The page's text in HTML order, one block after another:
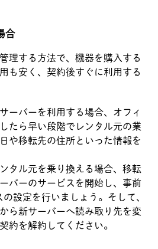
合
理する方法で、機器を購入する
も安く、契約後すぐに利用する
ーバーを利用する場合、オフィ
たら早い段階でレンタル元の業
や移転先の住所といった情報を
タル元を乗り換える場合、移転
バーのサービスを開始し、事前
設定を行いましょう。そして、
ら新サーバーへ読み取り先を変
約を解約してください。